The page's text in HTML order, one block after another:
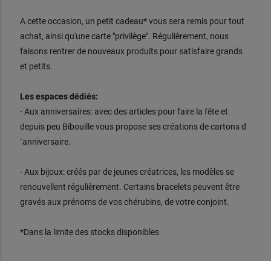
A cette occasion, un petit cadeau* vous sera remis pour tout
achat, ainsi qu'une carte "privilège". Régulièrement, nous
faisons rentrer de nouveaux produits pour satisfaire grands
et petits.
Les espaces dédiés:
- Aux anniversaires: avec des articles pour faire la fête et
depuis peu Bibouille vous propose ses créations de cartons d
´anniversaire.
- Aux bijoux: créés par de jeunes créatrices, les modèles se
renouvellent régulièrement. Certains bracelets peuvent être
gravés aux prénoms de vos chérubins, de votre conjoint.
*Dans la limite des stocks disponibles